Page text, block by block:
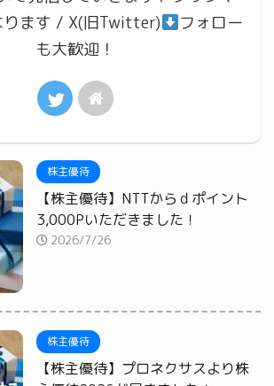
ります / X(旧Twitter)
フォロー
も大歓迎！
株主優待
【株主優待】NTTからｄポイント
3,000Pいただきました！
2026/7/26
株主優待
【株主優待】プロネクサスより株